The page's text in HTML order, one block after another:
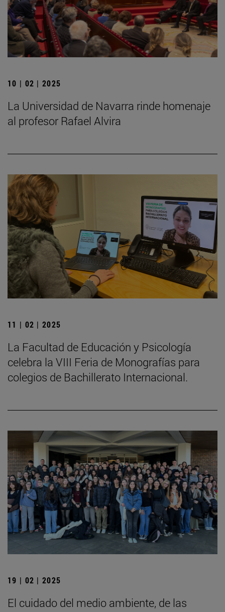
10 | 02 | 2025
La Universidad de Navarra rinde homenaje
al profesor Rafael Alvira
11 | 02 | 2025
La Facultad de Educación y Psicología
celebra la VIII Feria de Monografías para
colegios de Bachillerato Internacional.
19 | 02 | 2025
El cuidado del medio ambiente, de las